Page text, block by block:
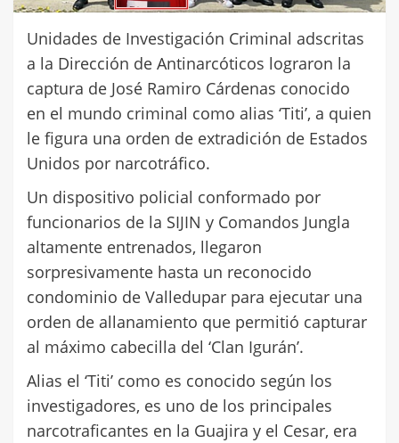
Unidades de Investigación Criminal adscritas
a la Dirección de Antinarcóticos lograron la
captura de José Ramiro Cárdenas conocido
en el mundo criminal como alias ‘Titi’, a quien
le figura una orden de extradición de Estados
Unidos por narcotráfico.
Un dispositivo policial conformado por
funcionarios de la SIJIN y Comandos Jungla
altamente entrenados, llegaron
sorpresivamente hasta un reconocido
condominio de Valledupar para ejecutar una
orden de allanamiento que permitió capturar
al máximo cabecilla del ‘Clan Igurán’.
Alias el ‘Titi’ como es conocido según los
investigadores, es uno de los principales
narcotraficantes en la Guajira y el Cesar, era